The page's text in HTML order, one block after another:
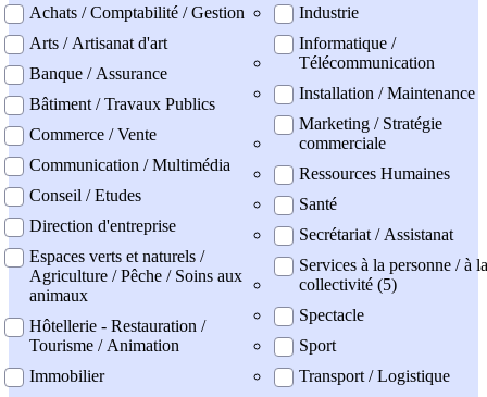
professionel
Achats / Comptabilité / Gestion
Arts / Artisanat d'art
Banque / Assurance
Bâtiment / Travaux Publics
Commerce / Vente
Communication / Multimédia
Conseil / Etudes
Direction d'entreprise
Espaces verts et naturels /
Agriculture / Pêche / Soins aux
animaux
Hôtellerie - Restauration /
Tourisme / Animation
Immobilier
Industrie
Informatique /
Télécommunication
Installation / Maintenance
Marketing / Stratégie
commerciale
Ressources Humaines
Santé
Secrétariat / Assistanat
Services à la personne / à la
collectivité (5)
Spectacle
Sport
Transport / Logistique